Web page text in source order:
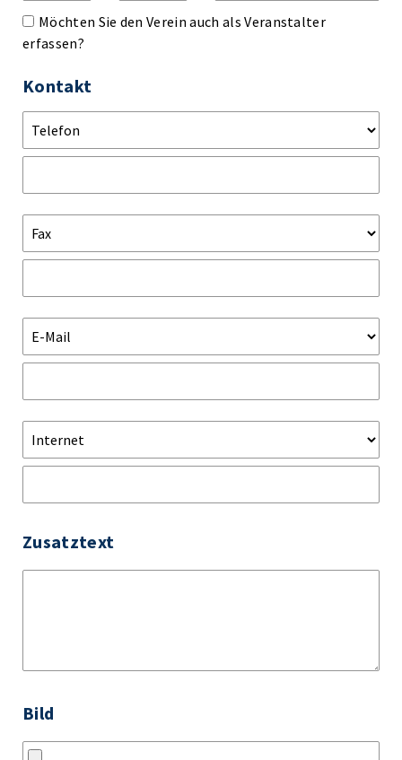
Möchten Sie den Verein auch als Veranstalter
erfassen?
Kontakt
Zusatztext
Bild